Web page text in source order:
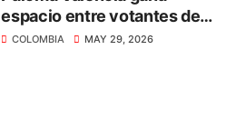
espacio entre votantes de
centro rumbo al 31 de mayo
COLOMBIA MAY 29, 2026